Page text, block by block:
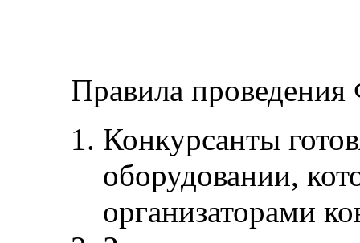
Правила
Конкурсанты
оборудовании,
организаторами